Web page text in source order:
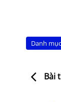
Danh
Bài